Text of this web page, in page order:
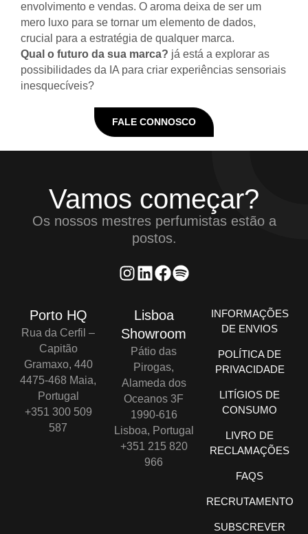
envolvimento e vendas. O aroma deixa de ser um
mero luxo para se tornar um elemento de dados,
crucial para a estratégia de qualquer marca.
Qual o futuro da sua marca? já está a explorar as
possibilidades da IA para criar experiências sensoriais
inesquecíveis?
FALE CONNOSCO
Vamos começar?
Os nossos mestres perfumistas estão a
postos.
Porto HQ
Rua da Cerfil –
Capitão
Gramaxo, 440
4475-468 Maia,
Portugal
+351 300 509
587
Lisboa
Showroom
Pátio das
Pirogas,
Alameda dos
Oceanos 3F
1990-616
Lisboa, Portugal
+351 215 820
966
INFORMAÇÕES
DE ENVIOS
POLÍTICA DE
PRIVACIDADE
LITÍGIOS DE
CONSUMO
LIVRO DE
RECLAMAÇÕES
FAQS
RECRUTAMENTO
SUBSCREVER